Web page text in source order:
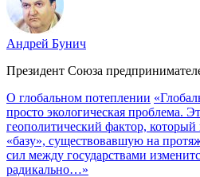
Андрей Бунич
Президент Союза
О глобальном потеплении
просто экологическая проблема.
геополитический фактор,
«базу», существовавшую на
сил между государствами
радикально…»